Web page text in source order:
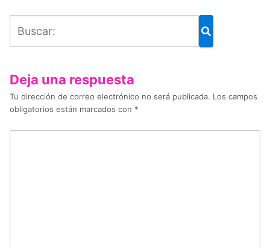
Deja una respuesta
Tu dirección de correo electrónico no será publicada. Los campos
obligatorios están marcados con *